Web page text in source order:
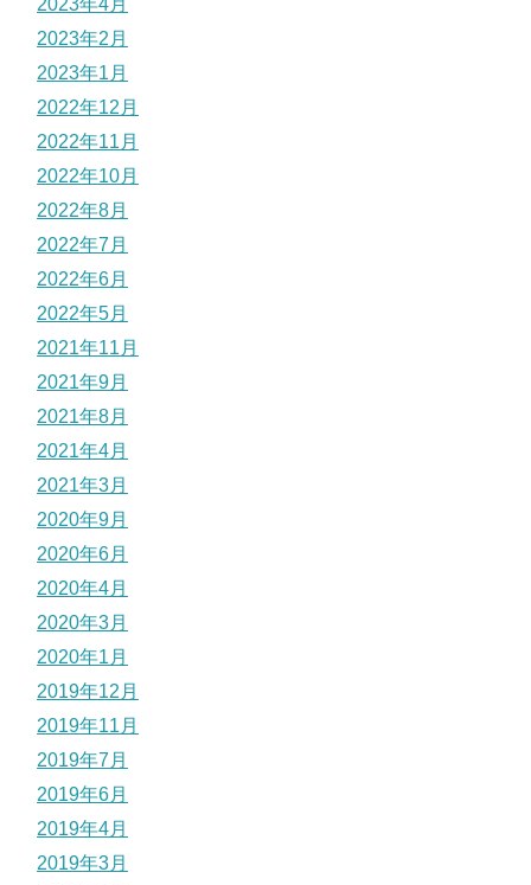
2023年2月
2023年1月
2022年12月
2022年11月
2022年10月
2022年8月
2022年7月
2022年6月
2022年5月
2021年11月
2021年9月
2021年8月
2021年4月
2021年3月
2020年9月
2020年6月
2020年4月
2020年3月
2020年1月
2019年12月
2019年11月
2019年7月
2019年6月
2019年4月
2019年3月